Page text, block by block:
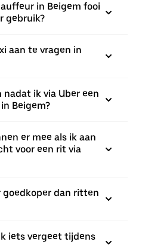
in Beigem fooi
gebruik?
aan te vragen in
ik via Uber een
Beigem?
er mee als ik aan
voor een rit via
dan ritten
iets vergeet tijdens